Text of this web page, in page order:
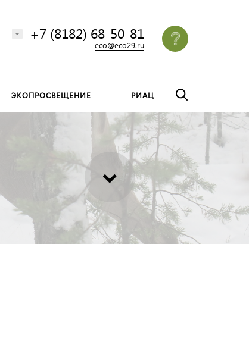
+7 (8182) 68-50-81
eco@eco29.ru
ЭКОПРОСВЕЩЕНИЕ РИАЦ